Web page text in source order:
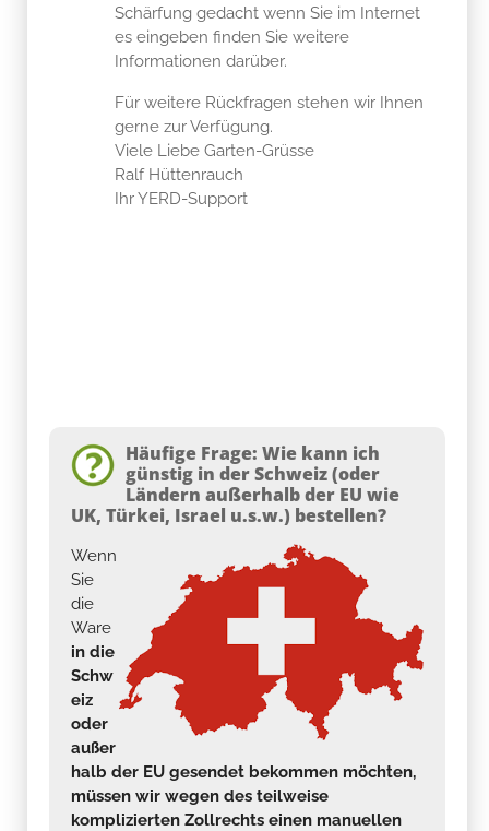
Schärfung gedacht wenn Sie im Internet
es eingeben finden Sie weitere
Informationen darüber.
Für weitere Rückfragen stehen wir Ihnen
gerne zur Verfügung.
Viele Liebe Garten-Grüsse
Ralf Hüttenrauch
Ihr YERD-Support
Häufige Frage: Wie kann ich
günstig in der Schweiz (oder
Ländern außerhalb der EU wie
UK, Türkei, Israel u.s.w.) bestellen?
Wenn
Sie
die
Ware
in die
Schw
eiz
oder
außer
halb der EU gesendet bekommen möchten,
müssen wir wegen des teilweise
komplizierten Zollrechts einen manuellen